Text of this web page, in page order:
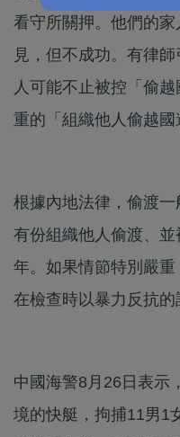
看守所關押。他們的
見，但不成功。有律
人可能不止被控「偷
重的「組織他人偷越國
根據內地法律，偷渡
有份組織他人偷渡、
年。如果情節特別嚴
在檢查時以暴力反抗的
中國海警8月26日表示
境的快艇，拘捕11男1